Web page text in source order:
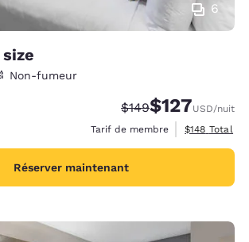
6
Non-fumeur
Tarif barré :
$149Tarif réduit :
$127USD/nuit
Tarif de membre
Afficher les
$148 Total
Réserver maintenant